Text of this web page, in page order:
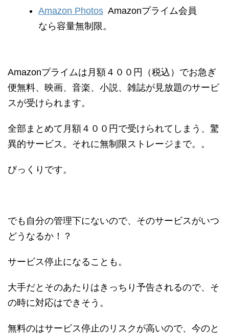
Amazon Photos Amazonプライム会員
なら容量無制限。
Amazonプライムは月額４００円（税込）でお急ぎ
便無料、映画、音楽、小説、雑誌が見放題のサービ
スが受けられます。
全部まとめて月額４００円で受けられてしまう、驚
異的サービス。それに無制限ストレージまで。。
びっくりです。
でも自分の管理下にないので、そのサービスがいつ
どうなるか！？
サービス停止になることも。
大手だとそのあたりはきっちり予告されるので、そ
の時に対応はできそう。
無料のはサービス停止のリスクが高いので、今のと